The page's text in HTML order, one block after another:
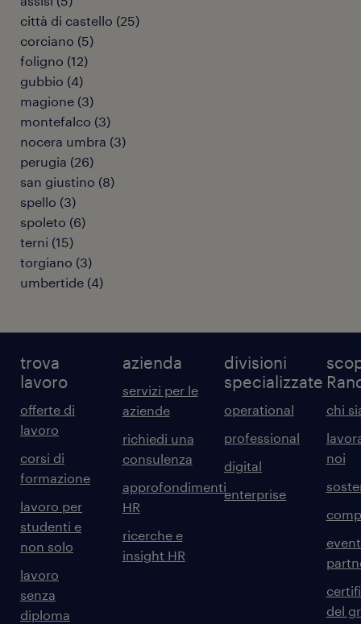
città di castello (25)
corciano (5)
foligno (12)
gubbio (4)
magione (3)
montefalco (3)
nocera umbra (3)
perugia (26)
san giustino (8)
spello (3)
spoleto (6)
terni (15)
torgiano (3)
umbertide (4)
trova
lavoro
offerte di
lavoro
corsi di
formazione
lavoro per
studenti e
non solo
lavoro
senza
diploma
azienda
servizi per le
aziende
richiedi una
consulenza
approfondimenti
HR
ricerche e
insight HR
divisioni
specializzate
operational
professional
digital
enterprise
chi
noi
del